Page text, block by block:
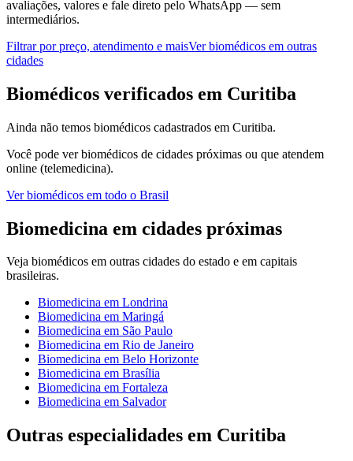
avaliações, valores e fale direto pelo WhatsApp — sem
intermediários.
Filtrar por preço, atendimento e maisVerbiomédicos em outras
cidades
Biomédicos verificados em Curitiba
Ainda não temos biomédicos cadastrados em Curitiba.
Você pode verbiomédicos de cidades próximas ou que atendem
online (telemedicina).
Verbiomédicos em todo o Brasil
Biomedicina em cidades próximas
Veja biomédicos em outras cidades do estado e em capitais
brasileiras.
Biomedicina em Londrina
Biomedicina em Maringá
Biomedicina em São Paulo
Biomedicina em Rio de Janeiro
Biomedicina em Belo Horizonte
Biomedicina em Brasília
Biomedicina em Fortaleza
Biomedicina em Salvador
Outras especialidades em Curitiba